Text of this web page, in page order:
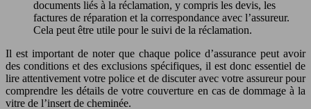
documents liés à la réclamation, y compris les devis, les
factures de réparation et la correspondance avec l’assureur.
Cela peut être utile pour le suivi de la réclamation.
Il est important de noter que chaque police d’assurance peut avoir
des conditions et des exclusions spécifiques, il est donc essentiel de
lire attentivement votre police et de discuter avec votre assureur pour
comprendre les détails de votre couverture en cas de dommage à la
vitre de l’insert de cheminée.